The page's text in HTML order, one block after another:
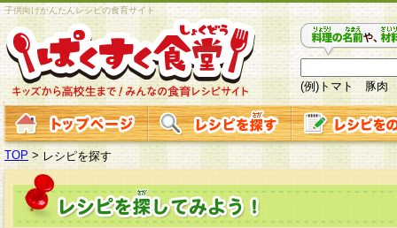
子供向けかんたんレシピの食育サイト
(例)トマト 豚肉
TOP > レシピを探す